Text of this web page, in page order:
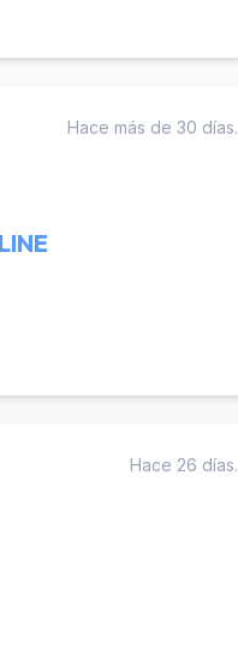
Hace más de 30 días.
Hace 26 días.